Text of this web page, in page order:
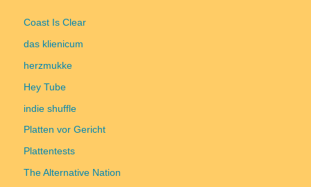
Coast Is Clear
das klienicum
herzmukke
Hey Tube
indie shuffle
Platten vor Gericht
Plattentests
The Alternative Nation